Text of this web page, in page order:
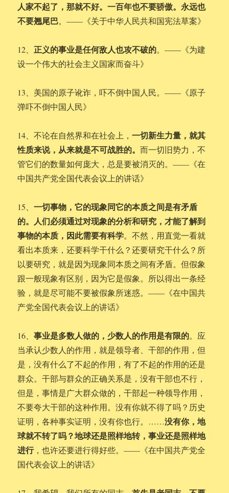
人家不起了，那就不好。一百年也不要骄傲。永远也
不要翘尾巴。——《关于中华人民共和国宪法草案》
12、 正义的事业是任何敌人也攻不破的。——《为建
设一个伟大的社会主义国家而奋斗》
13、美国的原子讹诈，吓不倒中国人民。——《原子
弹吓不倒中国人民》
14、不论在自然界和在社会上，一切新生力量，就其
性质来说，从来就是不可战胜的。而一切旧势力，不
管它们的数量如何庞大，总是要被消灭的。——《在
中国共产党全国代表会议上的讲话》
15、一切事物，它的现象同它的本质之间是有矛盾
的。人们必须通过对现象的分析和研究，才能了解到
事物的本质，因此需要有科学。不然，用直觉一看就
看出本质来，还要科学干什么？还要研究干什么？所
以要研究，就是因为现象同本质之间有矛盾。但假象
跟一般现象有区别，因为它是假象。所以得出一条经
验，就是尽可能不要被假象所迷惑。——《在中国共
产党全国代表会议上的讲话》
16、事业是多数人做的，少数人的作用是有限的。应
当承认少数人的作用，就是领导者、干部的作用，但
是，没有什么了不起的作用，有了不起的作用的还是
群众。干部与群众的正确关系是，没有干部也不行，
但是，事情是广大群众做的，干部起一种领导作用，
不要夸大干部的这种作用。没有你就不得了吗？历史
证明，各种事实证明，没有你也行。……没有你，地
球就不转了吗？地球还是照样地转，事业还是照样地
进行，也许还要进行得好些。——《在中国共产党全
国代表会议上的讲话》